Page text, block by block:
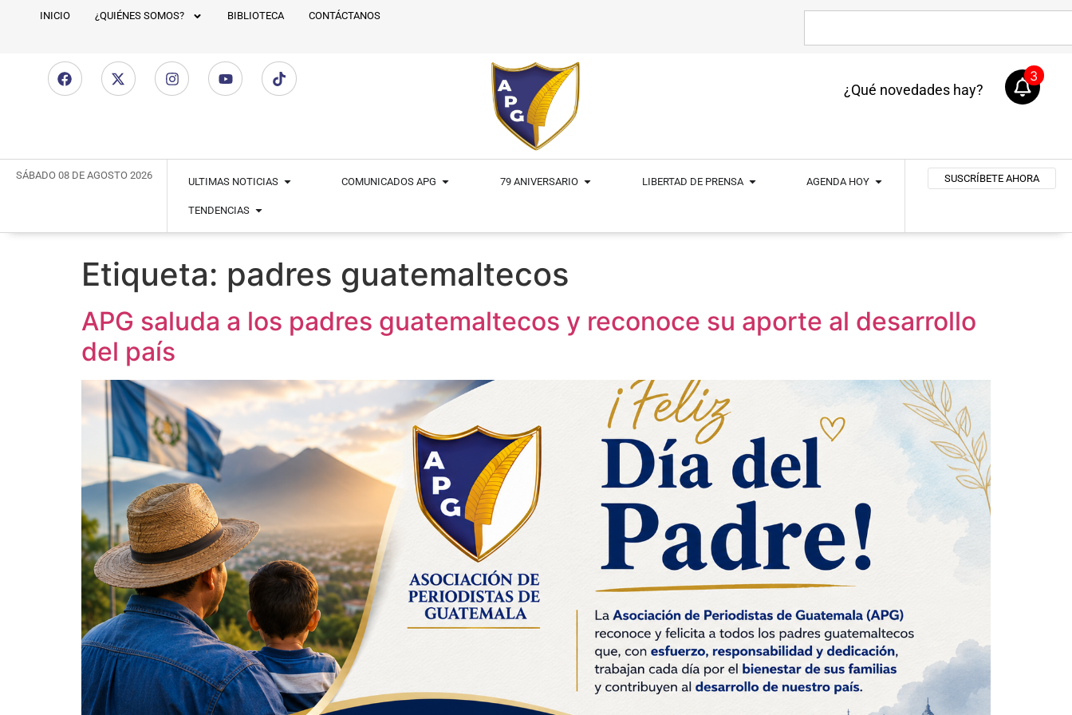
INICIO ¿QUIÉNES SOMOS? BIBLIOTECA CONTÁCTANOS
¿Qué novedades hay?
3
SÁBADO 08 DE AGOSTO 2026
ULTIMAS NOTICIAS COMUNICADOS APG 79 ANIVERSARIO LIBERTAD DE PRENSA AGENDA HOY
TENDENCIAS
SUSCRÍBETE AHORA
Etiqueta: padres guatemaltecos
APG saluda a los padres guatemaltecos y reconoce su aporte al desarrollo
del país